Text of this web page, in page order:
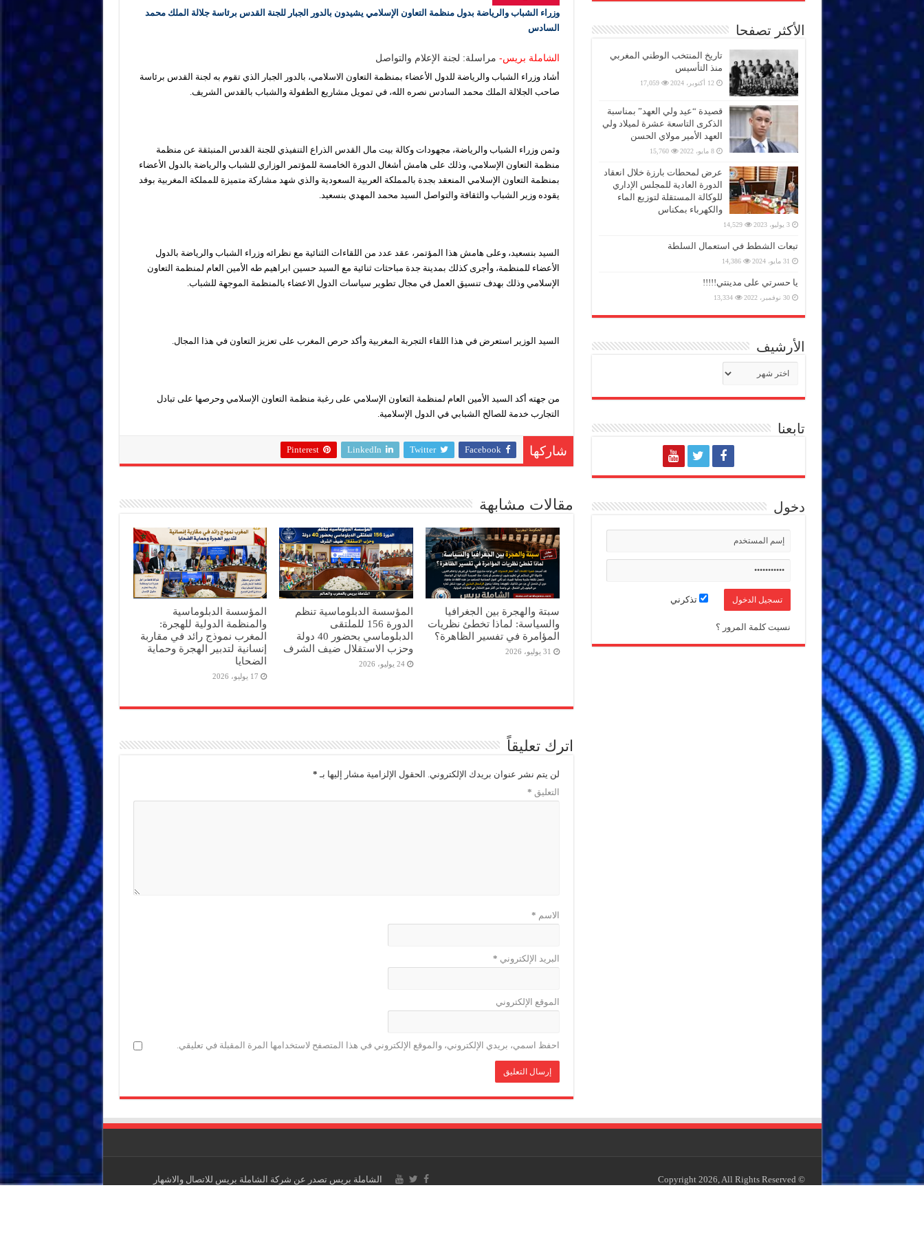
وزراء الشباب والرياضة بدول منظمة التعاون الإسلامي يشيدون بالدور الجبار للجنة القدس برئاسة جلالة الملك محمد
السادس
الشاملة بريس- مراسلة: لجنة الإعلام والتواصل
أشاد وزراء الشباب والرياضة للدول الأعضاء بمنظمة التعاون الاسلامي، بالدور الجبار الذي تقوم به لجنة القدس برئاسة
صاحب الجلالة الملك محمد السادس نصره الله، في تمويل مشاريع الطفولة والشباب بالقدس الشريف.
وثمن وزراء الشباب والرياضة، مجهودات وكالة بيت مال القدس الذراع التنفيذي للجنة القدس المنبثقة عن منظمة
منظمة التعاون الإسلامي، وذلك على هامش أشغال الدورة الخامسة للمؤتمر الوزاري للشباب والرياضة بالدول الأعضاء
بمنظمة التعاون الإسلامي المنعقد بجدة بالمملكة العربية السعودية والذي شهد مشاركة متميزة للمملكة المغربية بوفد
يقوده وزير الشباب والثقافة والتواصل السيد محمد المهدي بنسعيد.
السيد بنسعيد، وعلى هامش هذا المؤتمر، عقد عدد من اللقاءات الثنائية مع نظرائه وزراء الشباب والرياضة بالدول
الأعضاء للمنظمة، وأجرى كذلك بمدينة جدة مباحثات ثنائية مع السيد حسين ابراهيم طه الأمين العام لمنظمة التعاون
الإسلامي وذلك بهدف تنسيق العمل في مجال تطوير سياسات الدول الاعضاء بالمنظمة الموجهة للشباب.
السيد الوزير استعرض في هذا اللقاء التجربة المغربية وأكد حرص المغرب على تعزيز التعاون في هذا المجال.
من جهته أكد السيد الأمين العام لمنظمة التعاون الإسلامي على رغبة منظمة التعاون الإسلامي وحرصها على تبادل
التجارب خدمة للصالح الشبابي في الدول الإسلامية.
شاركها Facebook
Twitter
LinkedIn
Pinterest
مقالات مشابهة
سبتة والهجرة بين الجغرافيا
والسياسة: لماذا تخطئ نظريات
المؤامرة في تفسير الظاهرة؟
31 يوليو، 2026
المؤسسة الدبلوماسية تنظم
الدورة 156 للملتقى
الدبلوماسي بحضور 40 دولة
وحزب الاستقلال ضيف الشرف
24 يوليو، 2026
المؤسسة الدبلوماسية
والمنظمة الدولية للهجرة:
المغرب نموذج رائد في مقاربة
إنسانية لتدبير الهجرة وحماية
الضحايا
17 يوليو، 2026
اترك تعليقاً
لن يتم نشر عنوان بريدك الإلكتروني. الحقول الإلزامية مشار إليها بـ *
التعليق *
الاسم *
البريد الإلكتروني *
الموقع الإلكتروني
احفظ اسمي، بريدي الإلكتروني، والموقع الإلكتروني في هذا المتصفح لاستخدامها المرة المقبلة في تعليقي.
الأكثر تصفحا
تاريخ المنتخب الوطني المغربي
منذ التأسيس
12 أكتوبر، 2024 17,059
قصيدة “عيد ولي العهد” بمناسبة
الذكرى التاسعة عشرة لميلاد ولي
العهد الأمير مولاي الحسن
8 مايو، 2022 15,760
عرض لمحطات بارزة خلال انعقاد
الدورة العادية للمجلس الإداري
للوكالة المستقلة لتوزيع الماء
والكهرباء بمكناس
3 يوليو، 2023 14,529
تبعات الشطط في استعمال السلطة
31 مايو، 2024 14,386
يا حسرتي على مدينتي!!!!!
30 نوفمبر، 2022 13,334
الأرشيف
تابعنا
دخول
تذكرني
نسيت كلمة المرور ؟
الشاملة بريس تصدر عن شركة الشاملة بريس للاتصال والاشهار © Copyright 2026, All Rights Reserved